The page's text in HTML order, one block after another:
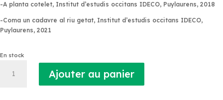
-A planta cotelet, Institut d’estudis occitans IDECO, Puylaurens, 2018
-Coma un cadavre al riu getat, Institut d’estudis occitans IDECO,
Puylaurens, 2021
En stock
Ajouter au panier